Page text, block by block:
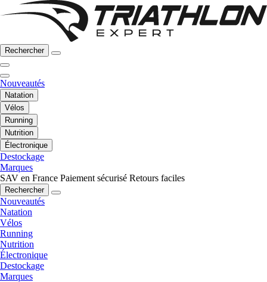
Rechercher
Nouveautés
Natation
Vélos
Running
Nutrition
Électronique
Destockage
Marques
SAV en France Paiement sécurisé Retours faciles
Rechercher
Nouveautés
Natation
Vélos
Running
Nutrition
Électronique
Destockage
Marques